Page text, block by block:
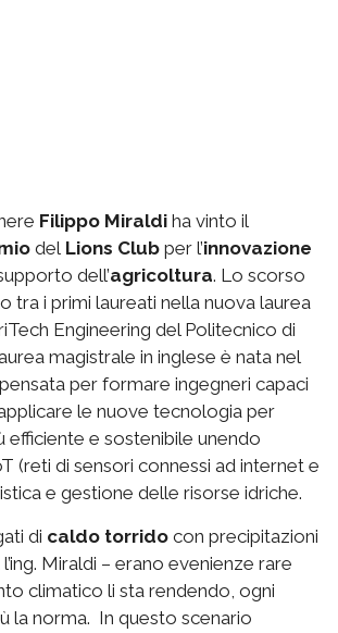
Filippo Miraldi ha vinto il
del Lions Club per l’innovazione
dell’agricoltura. Lo scorso
tra i primi laureati nella nuova laurea
Engineering del Politecnico di
magistrale in inglese è nata nel
per formare ingegneri capaci
le nuove tecnologia per
efficiente e sostenibile unendo
(reti di sensori connessi ad internet e
e gestione delle risorse idriche.
di caldo torrido con precipitazioni
Miraldi – erano evenienze rare
climatico li sta rendendo, ogni
la norma. In questo scenario